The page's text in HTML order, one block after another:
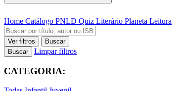
Home Catálogo PNLD Quiz Literário Planeta Leitura
Ver filtros
Buscar
Buscar
Limpar filtros
CATEGORIA: